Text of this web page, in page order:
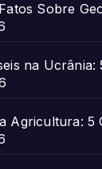
Sobre
na Ucrânia:
Agricultura: 5